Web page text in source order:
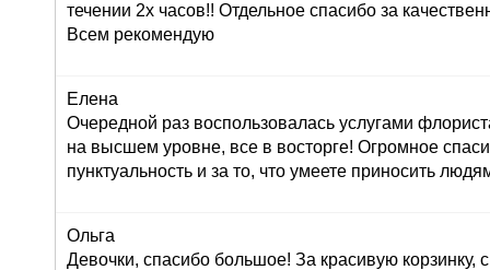
течении 2х часов!! Отдельное спасибо за
Всем рекомендую
Елена
Очередной раз воспользовалась услугами
на высшем уровне, все в восторге! Огромное
пунктуальность и за то, что умеете приносить
Ольга
Девочки, спасибо большое! За красивую корзинку,